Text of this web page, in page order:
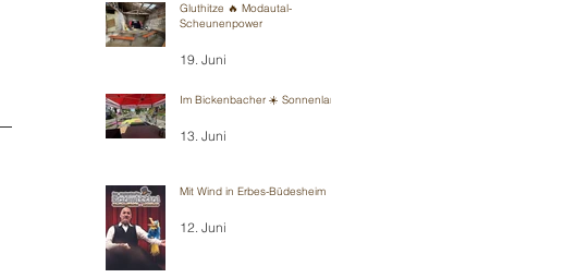
Gluthitze 🔥 Modautal-
Scheunenpower
19. Juni
Im Bickenbacher ☀️ Sonnenland
13. Juni
Mit Wind in Erbes-Büdesheim
12. Juni